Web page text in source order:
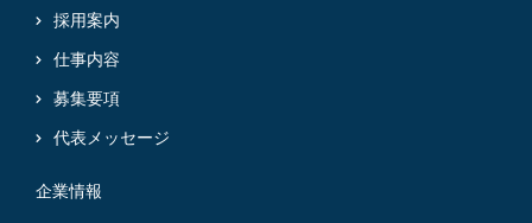
採用案内
仕事内容
募集要項
代表メッセージ
企業情報